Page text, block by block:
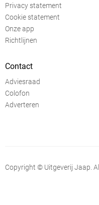
Privacy statement
Cookie statement
Onze app
Richtlijnen
Contact
Adviesraad
Colofon
Adverteren
Copyright © Uitgeverij Jaap.